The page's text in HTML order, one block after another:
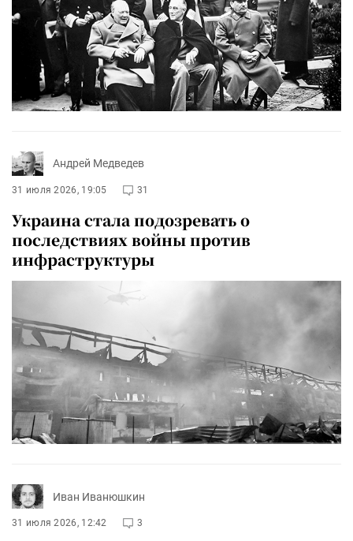
Андрей Медведев
31 июля 2026, 19:05 31
Украина стала подозревать о
последствиях войны против
инфраструктуры
Иван Иванюшкин
31 июля 2026, 12:42 3